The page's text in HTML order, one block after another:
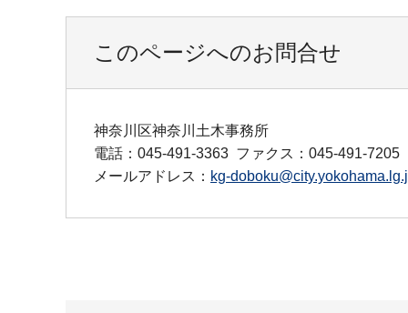
このページへのお問合せ
神奈川区神奈川土木事務所
電話：045-491-3363 ファクス：045-491-7205
メールアドレス： kg-